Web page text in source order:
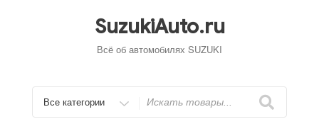
SuzukiAuto.ru
Всё об автомобилях SUZUKI
Искать